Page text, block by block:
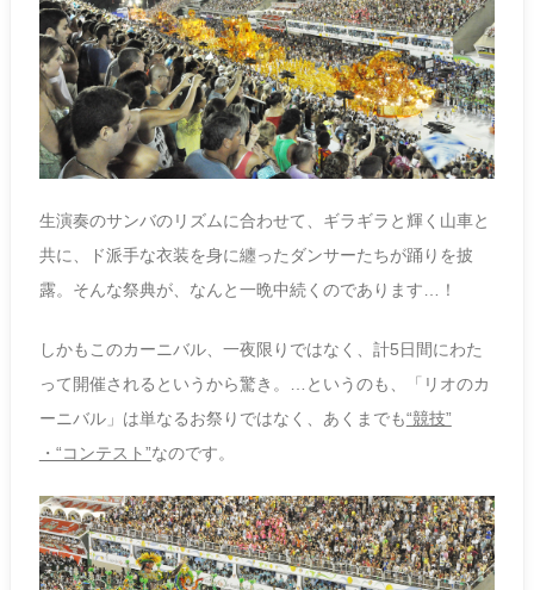
生演奏のサンバのリズムに合わせて、ギラギラと輝く山車と
共に、ド派手な衣装を身に纏ったダンサーたちが踊りを披
露。そんな祭典が、なんと一晩中続くのであります…！
しかもこのカーニバル、一夜限りではなく、計5日間にわた
って開催されるというから驚き。…というのも、「リオのカ
ーニバル」は単なるお祭りではなく、あくまでも“競技”
・“コンテスト”なのです。